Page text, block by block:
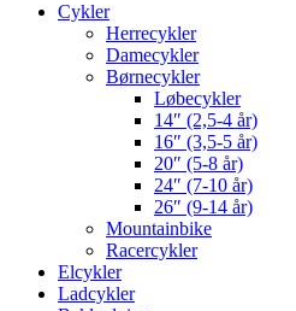
Cykler
Herrecykler
Damecykler
Børnecykler
Løbecykler
14″ (2,5-4 år)
16″ (3,5-5 år)
20″ (5-8 år)
24″ (7-10 år)
26″ (9-14 år)
Mountainbike
Racercykler
Elcykler
Ladcykler